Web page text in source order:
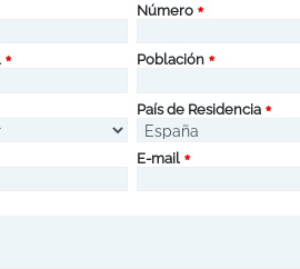
Número
Población
País de Residencia
E-mail